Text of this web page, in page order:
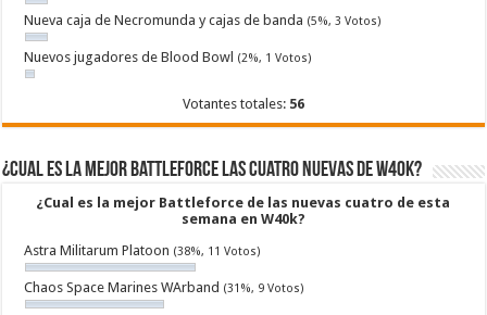
Nueva caja de Necromunda y cajas de banda (5%, 3 Votos)
Nuevos jugadores de Blood Bowl (2%, 1 Votos)
Votantes totales: 56
¿Cual es la mejor Battleforce las cuatro nuevas de W40k?
¿Cual es la mejor Battleforce de las nuevas cuatro de esta
semana en W40k?
Astra Militarum Platoon (38%, 11 Votos)
Chaos Space Marines WArband (31%, 9 Votos)